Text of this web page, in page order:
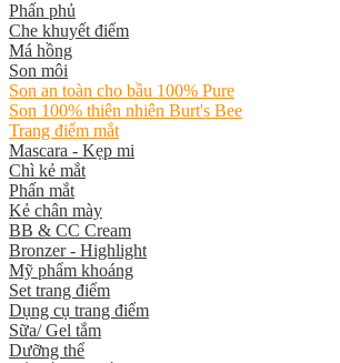
Phấn phủ
Che khuyết điểm
Má hồng
Son môi
Son an toàn cho bầu 100% Pure
Son 100% thiên nhiên Burt's Bee
Trang điểm mắt
Mascara - Kẹp mi
Chì kẻ mắt
Phấn mắt
Kẻ chân mày
BB & CC Cream
Bronzer - Highlight
Mỹ phẩm khoáng
Set trang điểm
Dụng cụ trang điểm
Sữa/ Gel tắm
Dưỡng thể